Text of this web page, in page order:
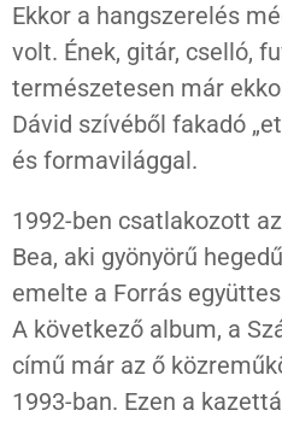
Ekkor a hangszerelés
volt. Ének, gitár, cselló,
természetesen már
Dávid szívéből fakadó
és formavilággal.
1992-ben csatlakozott
Bea, aki gyönyörű
emelte a Forrás
A következő album, a
című már az ő
1993-ban. Ezen a